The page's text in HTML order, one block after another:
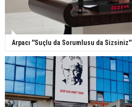
Arpacı ''Suçlu da Sorumlusu da Sizsiniz''